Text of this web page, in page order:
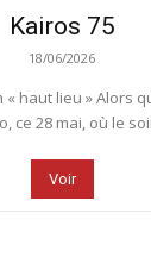
Kairos 75
18/06/2026
haut lieu » Alors
ce 28 mai, où le
Voir